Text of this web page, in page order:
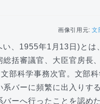
画像引用元:文
、1955年1月13日)とは
括審議官、大臣官房長
部科学事務次官。文部
バーに頻繁に出入りす
ーへ行ったことを認め